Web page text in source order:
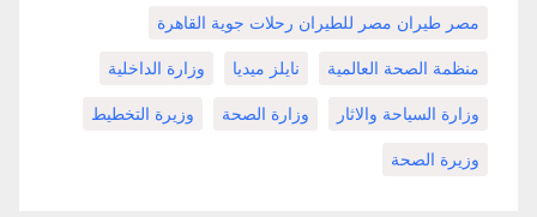
مصر طيران مصر للطيران رحلات جوية القاهرة
منظمة الصحة العالمية نايلز ميديا وزارة الداخلية
وزارة السياحة والاثار وزارة الصحة وزيرة التخطيط
وزيرة الصحة